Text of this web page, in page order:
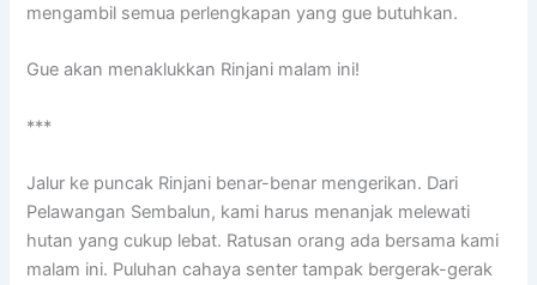
mengambil semua perlengkapan yang gue butuhkan.
Gue akan menaklukkan Rinjani malam ini!
***
Jalur ke puncak Rinjani benar-benar mengerikan. Dari
Pelawangan Sembalun, kami harus menanjak melewati
hutan yang cukup lebat. Ratusan orang ada bersama kami
malam ini. Puluhan cahaya senter tampak bergerak-gerak